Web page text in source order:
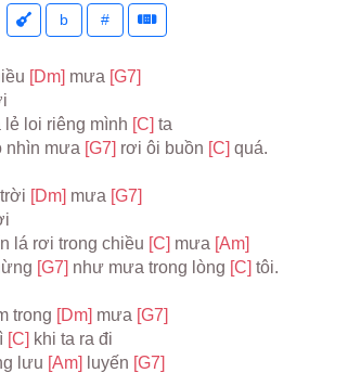
b
#
[Dm] mưa [G7]
lẻ loi riêng mình [C] ta
nhìn mưa [G7] rơi ôi buồn [C] quá.
[Dm] mưa [G7]
lá rơi trong chiều [C] mưa [Am]
[G7] như mưa trong lòng [C] tôi.
trong [Dm] mưa [G7]
[C] khi ta ra đi
lưu [Am] luyến [G7]